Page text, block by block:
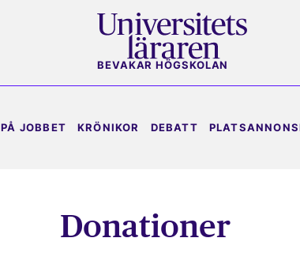
BEVAKAR HÖGSKOLAN
PÅ JOBBET KRÖNIKOR DEBATT
Donationer